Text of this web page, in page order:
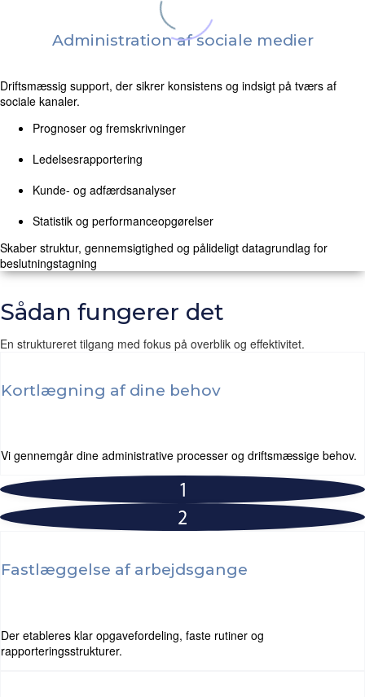
Administration af sociale medier
Driftsmæssig support, der sikrer konsistens og indsigt på tværs af
sociale kanaler.
Prognoser og fremskrivninger
Ledelsesrapportering
Kunde- og adfærdsanalyser
Statistik og performanceopgørelser
Skaber struktur, gennemsigtighed og pålideligt datagrundlag for
beslutningstagning
Sådan fungerer det
En struktureret tilgang med fokus på overblik og effektivitet.
Kortlægning af dine behov
Vi gennemgår dine administrative processer og driftsmæssige behov.
Fastlæggelse af arbejdsgange
Der etableres klar opgavefordeling, faste rutiner og
rapporteringsstrukturer.